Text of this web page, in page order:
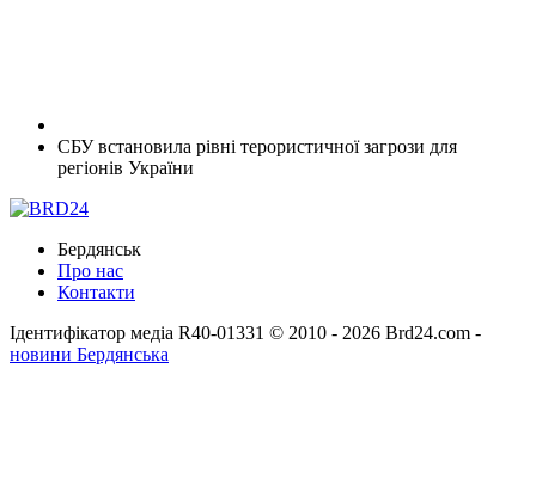
СБУ встановила рівні терористичної загрози для
регіонів України
Бердянськ
Про нас
Контакти
Ідентифікатор медіа R40-01331 © 2010 - 2026 Brd24.com -
новини Бердянська